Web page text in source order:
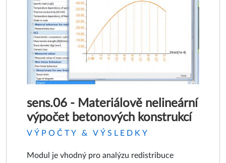
sens.06 - Materiálově nelineární
výpočet betonových konstrukcí
VÝPOČTY & VÝSLEDKY
Modul je vhodný pro analýzu redistribuce